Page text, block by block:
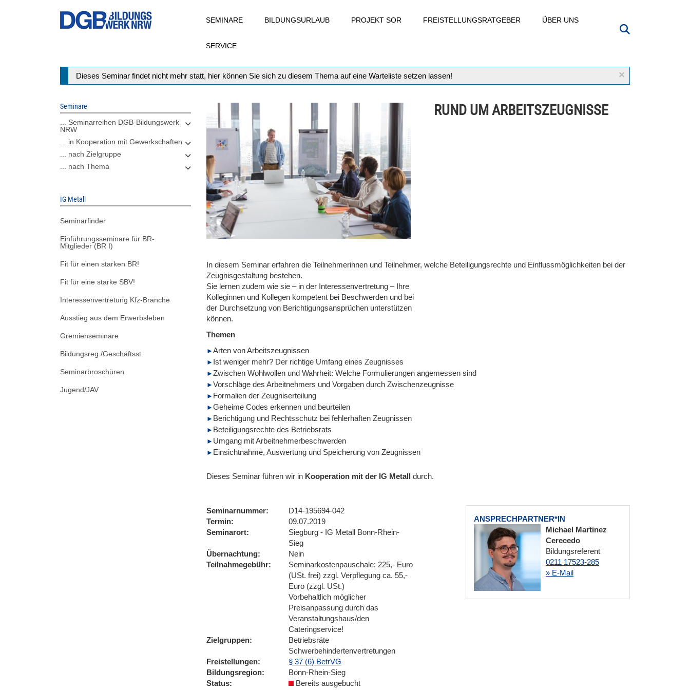
SEMINARE BILDUNGSURLAUB PROJEKT SOR FREISTELLUNGSRATGEBER ÜBER UNS
SERVICE
×
Statusmeldung
Dieses Seminar findet nicht mehr statt, hier können Sie sich zu diesem Thema auf eine Warteliste setzen lassen!
Seminare
... Seminarreihen DGB-Bildungswerk
NRW
... in Kooperation mit Gewerkschaften
... nach Zielgruppe
... nach Thema
IG Metall
Seminarfinder
Einführungsseminare für BR-
Mitglieder (BR I)
Fit für einen starken BR!
Fit für eine starke SBV!
Interessenvertretung Kfz-Branche
Ausstieg aus dem Erwerbsleben
Gremienseminare
Bildungsreg./Geschäftsst.
Seminarbroschüren
Jugend/JAV
RUND UM ARBEITSZEUGNISSE
In diesem Seminar erfahren die Teilnehmerinnen und Teilnehmer, welche Beteiligungsrechte und Einflussmöglichkeiten bei der
Zeugnisgestaltung bestehen.
Sie lernen zudem wie sie – in der Interessenvertretung – Ihre
Kolleginnen und Kollegen kompetent bei Beschwerden und bei
der Durchsetzung von Berichtigungsansprüchen unterstützen
können.
Themen
Arten von Arbeitszeugnissen
Ist weniger mehr? Der richtige Umfang eines Zeugnisses
Zwischen Wohlwollen und Wahrheit: Welche Formulierungen angemessen sind
Vorschläge des Arbeitnehmers und Vorgaben durch Zwischenzeugnisse
Formalien der Zeugniserteilung
Geheime Codes erkennen und beurteilen
Berichtigung und Rechtsschutz bei fehlerhaften Zeugnissen
Beteiligungsrechte des Betriebsrats
Umgang mit Arbeitnehmerbeschwerden
Einsichtnahme, Auswertung und Speicherung von Zeugnissen
Dieses Seminar führen wir in Kooperation mit der IG Metall durch.
ANSPRECHPARTNER*IN
Michael Martinez
Cerecedo
Bildungsreferent
0211 17523-285
» E-Mail
Seminarnummer
D14-195694-042
Termin
09.07.2019
Seminarort
Siegburg - IG Metall Bonn-Rhein-
Sieg
Übernachtung
Nein
Teilnahmegebühr
Seminarkostenpauschale: 225,- Euro
(USt. frei) zzgl. Verpflegung ca. 55,-
Euro (zzgl. USt.)
Vorbehaltlich möglicher
Preisanpassung durch das
Veranstaltungshaus/den
Cateringservice!
Zielgruppen
Betriebsräte
Schwerbehindertenvertretungen
Freistellungen
§ 37 (6) BetrVG
Bildungsregion
Bonn-Rhein-Sieg
Status
Bereits ausgebucht